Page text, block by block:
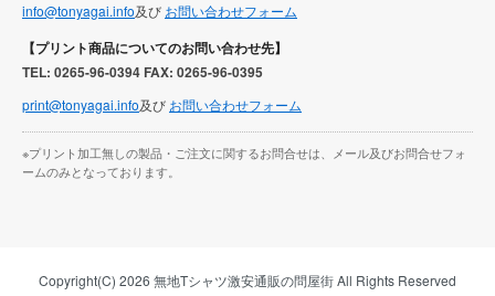
info@tonyagai.info及び お問い合わせフォーム
【プリント商品についてのお問い合わせ先】
TEL: 0265-96-0394 FAX: 0265-96-0395
print@tonyagai.info及び お問い合わせフォーム
※プリント加工無しの製品・ご注文に関するお問合せは、メール及びお問合せフォ
ームのみとなっております。
Copyright(C) 2026 無地Tシャツ激安通販の問屋街 All Rights Reserved